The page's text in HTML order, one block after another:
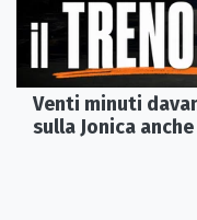
Venti minuti
sulla Jonica